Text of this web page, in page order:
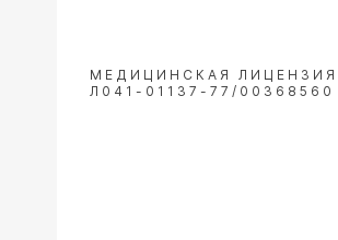
МЕДИЦИНСКАЯ ЛИЦЕНЗИЯ
Л041-01137-77/00368560